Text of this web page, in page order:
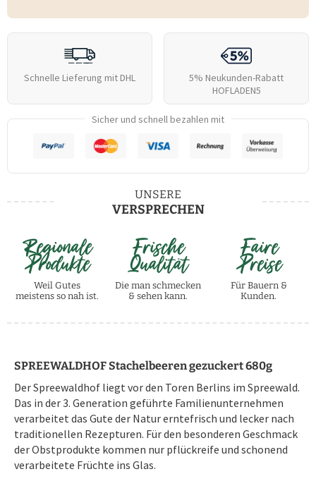
Schnelle Lieferung mit DHL
5% Neukunden-Rabatt
HOFLADEN5
Sicher und schnell bezahlen mit
UNSERE
VERSPRECHEN
Regionale
Produkte
Weil Gutes
meistens so nah ist.
Frische
Qualität
Die man schmecken
& sehen kann.
Faire
Preise
Für Bauern &
Kunden.
SPREEWALDHOF Stachelbeeren gezuckert 680g
Der Spreewaldhof liegt vor den Toren Berlins im Spreewald.
Das in der 3. Generation geführte Familienunternehmen
verarbeitet das Gute der Natur erntefrisch und lecker nach
traditionellen Rezepturen. Für den besonderen Geschmack
der Obstprodukte kommen nur pflückreife und schonend
verarbeitete Früchte ins Glas.